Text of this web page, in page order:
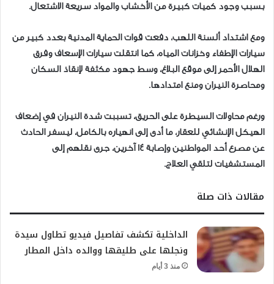
بسبب وجود كميات كبيرة من الأخشاب والمواد سريعة الاشتعال.
ومع اشتداد ألسنة اللهب، دفعت قوات الحماية المدنية بعدد كبير من
سيارات الإطفاء وخزانات المياه، كما انتقلت سيارات الإسعاف وفرق
الهلال الأحمر إلى موقع البلاغ، وسط جهود مكثفة لإنقاذ السكان
ومحاصرة النيران ومنع امتدادها.
ورغم محاولات السيطرة على الحريق، تسببت شدة النيران في إضعاف
الهيكل الإنشائي للعقار، ما أدى إلى انهياره بالكامل، ليسفر الحادث
عن مصرع أحد المواطنين وإصابة 14 آخرين، جرى نقلهم إلى
المستشفيات لتلقي العلاج.
مقالات ذات صلة
الداخلية تكشف تفاصيل فيديو تطاول سيدة
ونجلها على طليقها ووالده داخل المطار
منذ 3 أيام